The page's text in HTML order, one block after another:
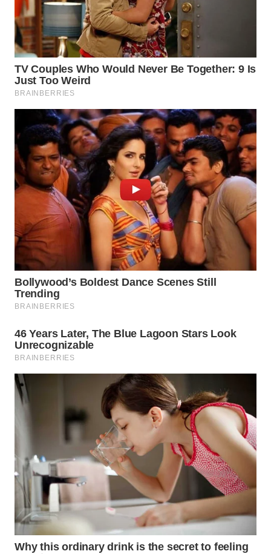
WN
BORNEO
Wahana
Group
NEWS
WAHANA
TANI
WAHANA
ADVOKAT
WAHANA
INFRASTRUKTUR
WAHANA
KONSUMEN
LISTRIK
WAHANANEWS
ID
WAHANANEWS
CO ID
WAHANANEWS